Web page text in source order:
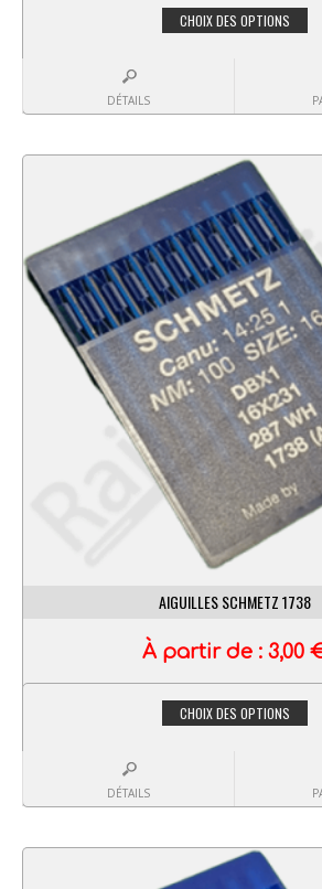
CHOIX DES OPTIONS
DÉTAILS
AIGUILLES SCHMETZ 1738
À partir de :3,00
CHOIX DES OPTIONS
DÉTAILS